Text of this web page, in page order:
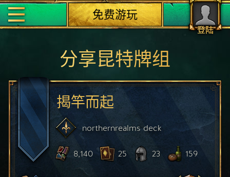
登陆
免费游玩
分享昆特牌组
揭竿而起
northernrealmsdeck
8,140 25 23 159